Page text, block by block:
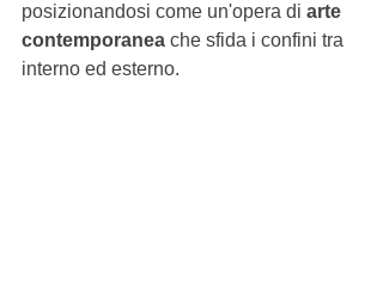
posizionandosi come un'opera di arte
contemporanea che sfida i confini tra
interno ed esterno.